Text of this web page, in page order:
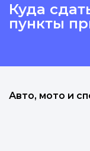
Куда
пункты
Авто, мото и